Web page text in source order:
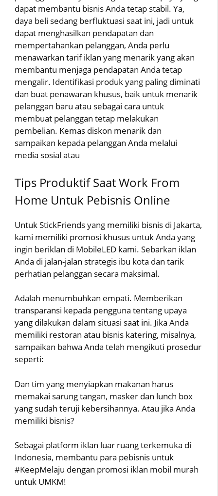
dapat membantu bisnis Anda tetap stabil. Ya,
daya beli sedang berfluktuasi saat ini, jadi untuk
dapat menghasilkan pendapatan dan
mempertahankan pelanggan, Anda perlu
menawarkan tarif iklan yang menarik yang akan
membantu menjaga pendapatan Anda tetap
mengalir. Identifikasi produk yang paling diminati
dan buat penawaran khusus, baik untuk menarik
pelanggan baru atau sebagai cara untuk
membuat pelanggan tetap melakukan
pembelian. Kemas diskon menarik dan
sampaikan kepada pelanggan Anda melalui
media sosial atau
Tips Produktif Saat Work From
Home Untuk Pebisnis Online
Untuk StickFriends yang memiliki bisnis di Jakarta,
kami memiliki promosi khusus untuk Anda yang
ingin beriklan di MobileLED kami. Sebarkan iklan
Anda di jalan-jalan strategis ibu kota dan tarik
perhatian pelanggan secara maksimal.
Adalah menumbuhkan empati. Memberikan
transparansi kepada pengguna tentang upaya
yang dilakukan dalam situasi saat ini. Jika Anda
memiliki restoran atau bisnis katering, misalnya,
sampaikan bahwa Anda telah mengikuti prosedur
seperti:
Dan tim yang menyiapkan makanan harus
memakai sarung tangan, masker dan lunch box
yang sudah teruji kebersihannya. Atau jika Anda
memiliki bisnis?
Sebagai platform iklan luar ruang terkemuka di
Indonesia, membantu para pebisnis untuk
#KeepMelaju dengan promosi iklan mobil murah
untuk UMKM!